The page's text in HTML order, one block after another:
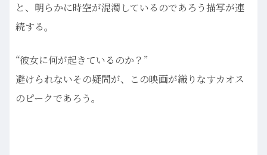
と、明らかに時空が混濁しているのであろう描写が連
続する。
“彼女に何が起きているのか？”
避けられないその疑問が、この映画が織りなすカオス
のピークであろう。